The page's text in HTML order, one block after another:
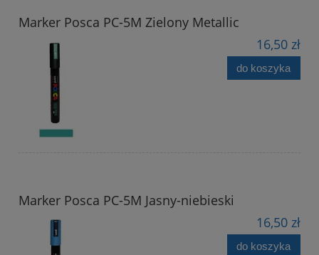
Marker Posca PC-5M Zielony Metallic
16,50 zł
do koszyka
Marker Posca PC-5M Jasny-niebieski
16,50 zł
do koszyka